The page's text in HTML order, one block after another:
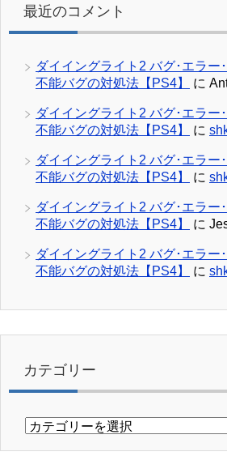
最近のコメント
ダイイングライト2 バグ･エラー
不能バグの対処法【PS4】
に
ダイイングライト2 バグ･エラー
不能バグの対処法【PS4】
に
ダイイングライト2 バグ･エラー
不能バグの対処法【PS4】
に
ダイイングライト2 バグ･エラー
不能バグの対処法【PS4】
に
ダイイングライト2 バグ･エラー
不能バグの対処法【PS4】
に
カテゴリー
カ